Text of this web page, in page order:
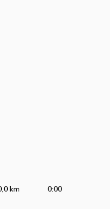
0:00
km